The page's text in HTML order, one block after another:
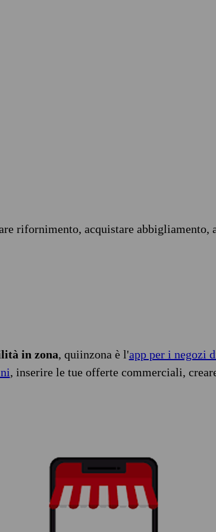
rifornimento, acquistare abbigliamento,
in zona, quiinzona è l'app per i negozi
, inserire le tue offerte commerciali,